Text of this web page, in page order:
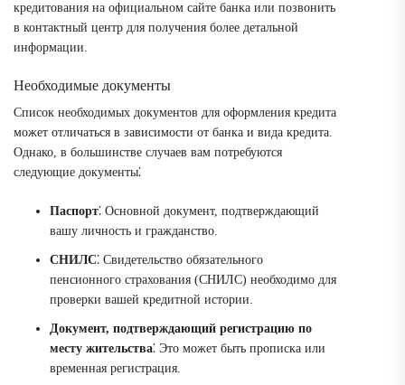
кредитования на официальном сайте банка или позвонить
в контактный центр для получения более детальной
информации.
Необходимые документы
Список необходимых документов для оформления кредита
может отличаться в зависимости от банка и вида кредита.
Однако, в большинстве случаев вам потребуются
следующие документы⁚
Паспорт⁚ Основной документ, подтверждающий
вашу личность и гражданство.
СНИЛС⁚ Свидетельство обязательного
пенсионного страхования (СНИЛС) необходимо для
проверки вашей кредитной истории.
Документ, подтверждающий регистрацию по
месту жительства⁚ Это может быть прописка или
временная регистрация.